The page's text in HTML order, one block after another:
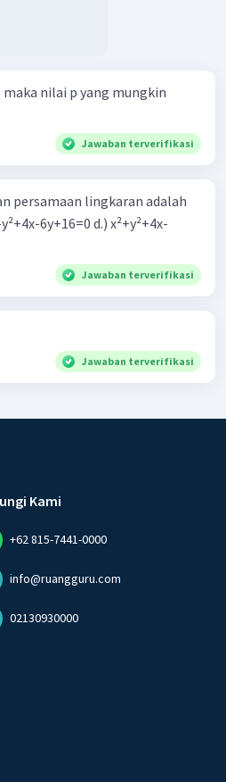
nilai p yang mungkin
Jawaban terverifikasi
persamaan lingkaran adalah
6y+16=0 d.) x²+y²+4x-
Jawaban terverifikasi
Jawaban terverifikasi
Kami
+62 815-7441-0000
info@ruangguru.com
02130930000